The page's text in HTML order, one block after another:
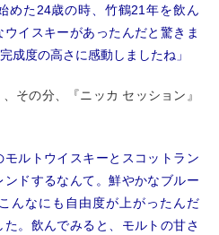
めた24歳の時、竹鶴21年を飲ん
イスキーがあったんだと驚きま
成度の高さに感動しましたね」
その分、『ニッカ セッション』
モルトウイスキーとスコットラン
ンドするなんて。鮮やかなブルー
んなにも自由度が上がったんだ
。飲んでみると、モルトの甘さ